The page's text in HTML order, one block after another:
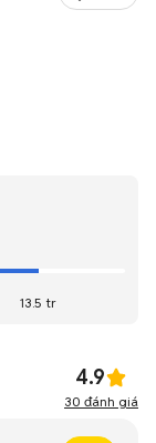
13.5 tr
4.9
30 đánh giá